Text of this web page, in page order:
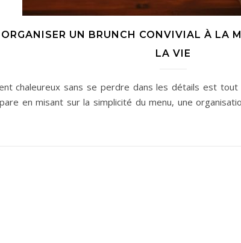
UN BRUNCH CONVIVIAL À LA
LA VIE
chaleureux sans se perdre dans les détails est tout
en misant sur la simplicité du menu, une